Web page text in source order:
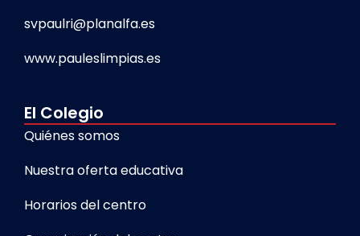
svpaulri@planalfa.es
www.pauleslimpias.es
El Colegio
Quiénes somos
Nuestra oferta educativa
Horarios del centro